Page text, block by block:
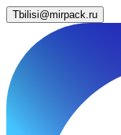
Tbilisi@mirpack.ru